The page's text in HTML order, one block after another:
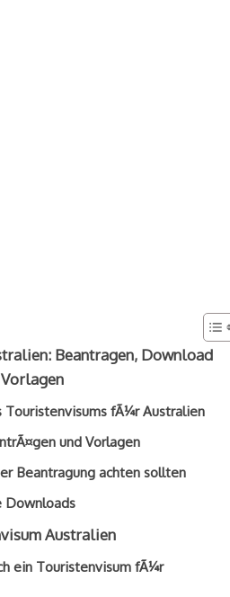
Beantragen, Download
Touristenvisums fÃ¼r Australien
und Vorlagen
Beantragung achten sollten
Downloads
Australien
ein Touristenvisum fÃ¼r